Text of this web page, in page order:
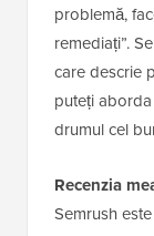
problemă,
remediați”.
care descrie
puteți
drumul cel
Recenzia
Semrush